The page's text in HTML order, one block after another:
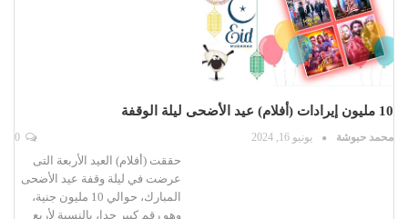
10 مليون إيرادات (أفلام) عيد الأضحى ليلة الوقفة
محمد حبوشة يونيو 16, 2024
حققت (أفلام) العيد الأربعة التى
عرضت في ليلة وقفة عيد الأضحى
المبارك، حوالي 10 مليون جنية،
وهو رقم كبير جدا، بالنسبة لأربع